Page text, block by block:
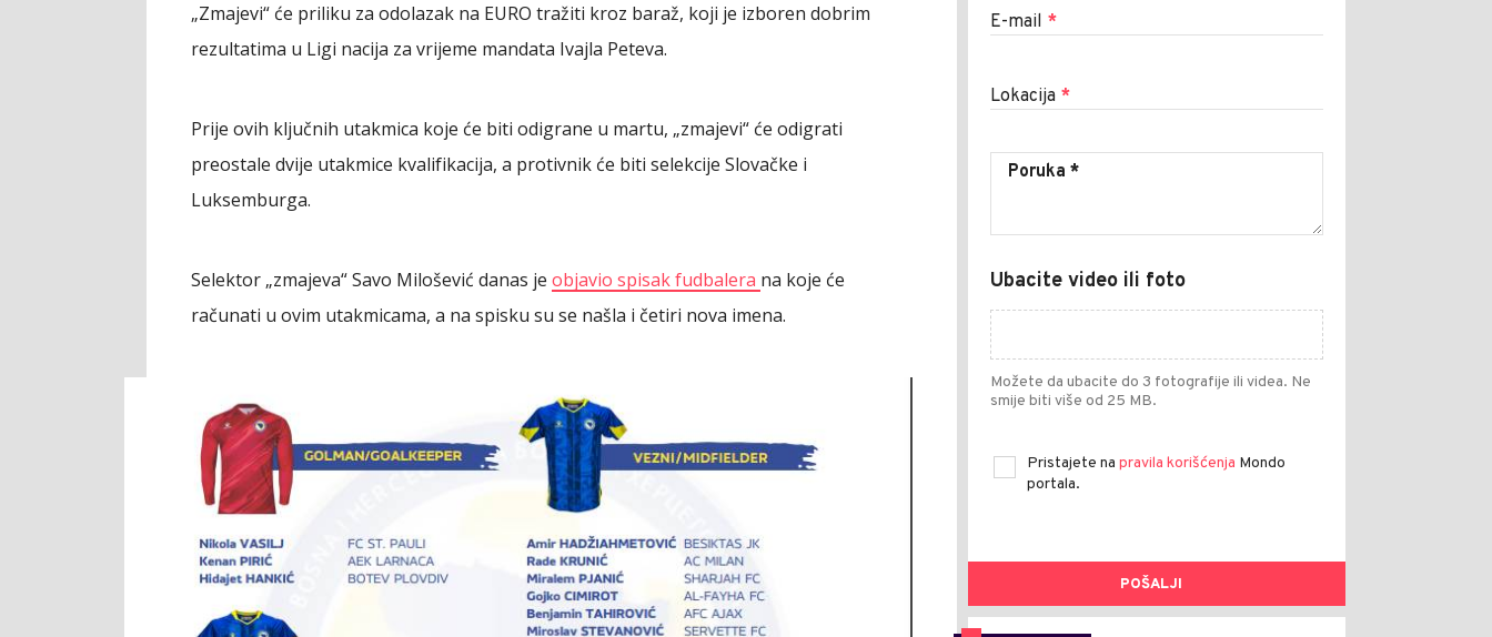
„Zmajevi“ će priliku za odolazak na EURO tražiti kroz baraž, koji je izboren dobrim
rezultatima u Ligi nacija za vrijeme mandata Ivajla Peteva.
Prije ovih ključnih utakmica koje će biti odigrane u martu, „zmajevi“ će odigrati
preostale dvije utakmice kvalifikacija, a protivnik će biti selekcije Slovačke i
Luksemburga.
Selektor „zmajeva“ Savo Milošević danas je objavio spisak fudbalera na koje će
računati u ovim utakmicama, a na spisku su se našla i četiri nova imena.
E-mail *
Lokacija *
Ubacite video ili foto
Možete da ubacite do 3 fotografije ili videa. Ne
smije biti više od 25 MB.
Pristajete na pravila korišćenja Mondo
portala.
POŠALJI